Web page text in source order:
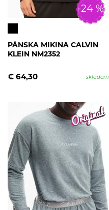
-24 %
PÁNSKA MIKINA CALVIN
KLEIN NM2352
€ 64,30 skladom